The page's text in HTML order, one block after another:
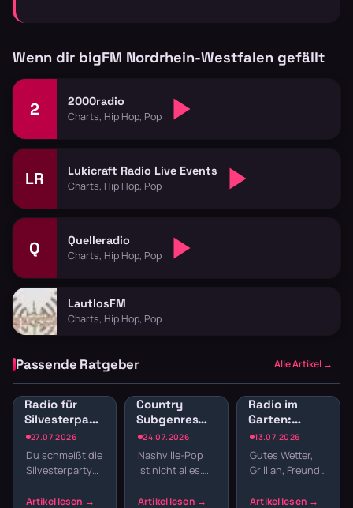
Wenn dir bigFM Nordrhein-Westfalen gefällt
2 2000radio
Charts, Hip Hop, Pop
LR Lukicraft Radio Live Events
Charts, Hip Hop, Pop
Q Quelleradio
Charts, Hip Hop, Pop
LautlosFM
Charts, Hip Hop, Pop
Passende Ratgeber Alle Artikel →
27.07.2026
Radio für
Silvesterparty:
Die besten
Sender für
den
Jahreswechsel
Du schmeißt die
Silvesterparty
den ganzen
24.07.2026
Country
Subgenres
Radio:
Bluegrass,
Honky Tonk
und
Americana
Nashville-Pop
ist nicht alles.
Wurzeln, die
13.07.2026
Radio im
Garten:
Sender für
Gartenparty
und
Grillabend
Gutes Wetter,
Grill an, Freunde
noch die